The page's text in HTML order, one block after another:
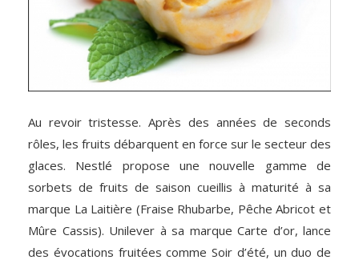
Au revoir tristesse. Après des années de seconds
rôles, les fruits débarquent en force sur le secteur des
glaces. Nestlé propose une nouvelle gamme de
sorbets de fruits de saison cueillis à maturité à sa
marque La Laitière (Fraise Rhubarbe, Pêche Abricot et
Mûre Cassis). Unilever à sa marque Carte d’or, lance
des évocations fruitées comme Soir d’été, un duo de